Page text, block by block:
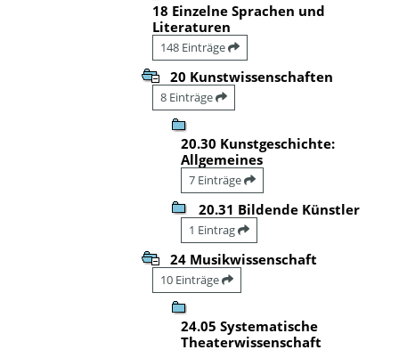
18 Einzelne Sprachen und
Literaturen
148 Einträge
20 Kunstwissenschaften
8 Einträge
20.30 Kunstgeschichte:
Allgemeines
7 Einträge
20.31 Bildende Künstler
1 Eintrag
24 Musikwissenschaft
10 Einträge
24.05 Systematische
Theaterwissenschaft